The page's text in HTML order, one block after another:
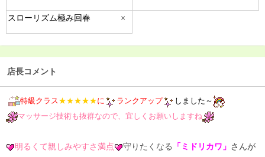
スローリズム極み回春 ×
店長コメント
特級クラス★★★★★に ランクアップ
しました～
マッサージ技術も抜群なので、宜しくお願いしますね
明るくて親しみやすさ満点 守りたくなる 「ミドリカワ」 さんが